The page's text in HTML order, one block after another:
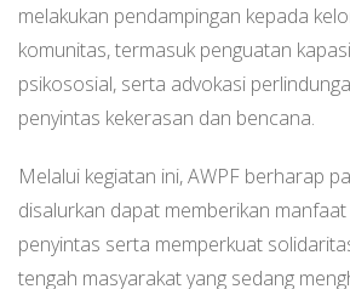
melakukan pendampingan kepada
komunitas, termasuk penguatan
psikososial, serta advokasi
penyintas kekerasan dan bencana.
Melalui kegiatan ini, AWPF berharap
disalurkan dapat memberikan
penyintas serta memperkuat
tengah masyarakat yang sedang